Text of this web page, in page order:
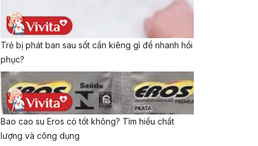
Trẻ bị phát ban sau sốt cần kiêng gì để nhanh hồi
phục?
Bao cao su Eros có tốt không? Tìm hiểu chất
lượng và công dụng